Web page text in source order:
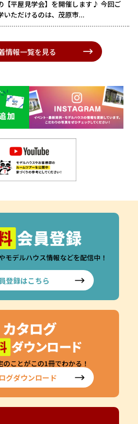
【平屋見学会】を開催します♪ 今回ご
いただけるのは、茂原市...
情報一覧を見る
モデルハウス情報などを配信中！
登録はこちら
のことがこの1冊でわかる！
グダウンロード